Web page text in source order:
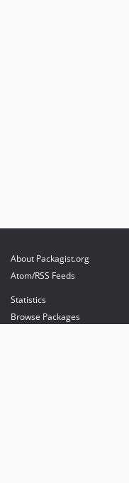
About Packagist.org
Atom/RSS Feeds
Statistics
Browse Packages